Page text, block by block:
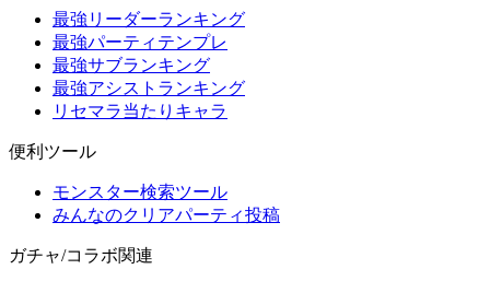
最強リーダーランキング
最強パーティテンプレ
最強サブランキング
最強アシストランキング
リセマラ当たりキャラ
便利ツール
モンスター検索ツール
みんなのクリアパーティ投稿
ガチャ/コラボ関連